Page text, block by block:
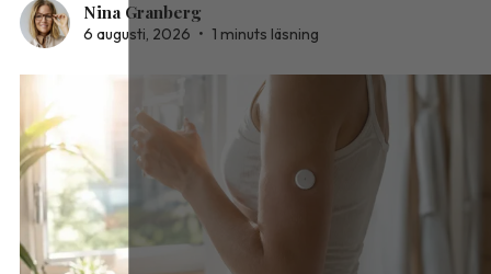
Nina Granberg
6 augusti, 2026 • 1 minuts läsning